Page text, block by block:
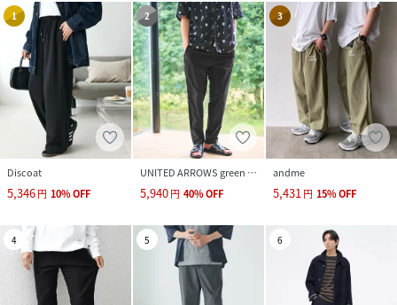
1
Discoat
5,346円 10%OFF
2
UNITED ARROWS green label relaxing
5,940円 40%OFF
3
andme
5,431円 15%OFF
4 5 6